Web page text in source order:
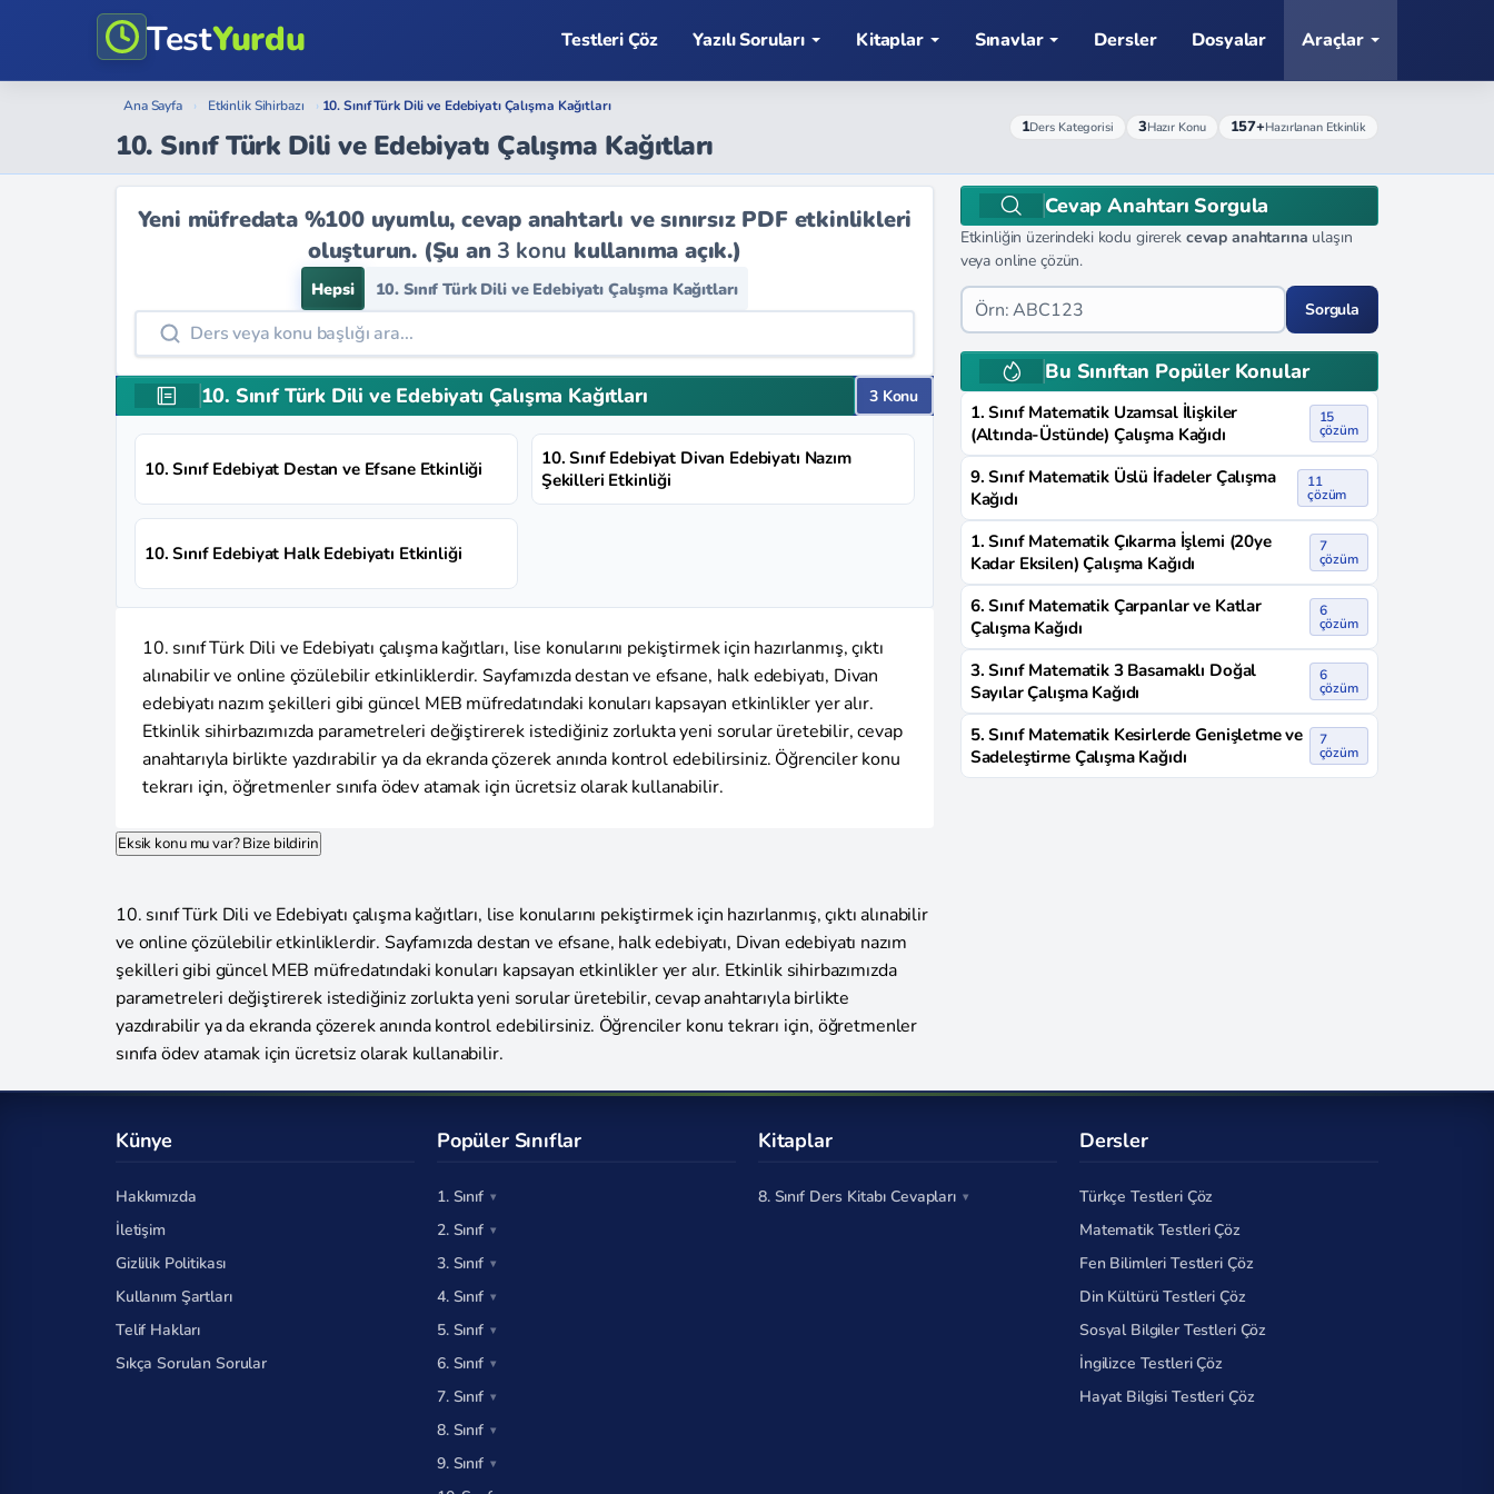
TestYurdu Testleri Çöz Yazılı Soruları Kitaplar Sınavlar Dersler Dosyalar Araçlar
Ana Sayfa › Etkinlik Sihirbazı › 10. Sınıf Türk Dili ve Edebiyatı Çalışma Kağıtları
10. Sınıf Türk Dili ve Edebiyatı Çalışma Kağıtları
1Ders Kategorisi 3Hazır Konu 157+Hazırlanan Etkinlik
Yeni müfredata %100 uyumlu, cevap anahtarlı ve sınırsız PDF etkinlikleri
oluşturun. (Şu an 3 konu kullanıma açık.)
Hepsi 10. Sınıf Türk Dili ve Edebiyatı Çalışma Kağıtları
10. Sınıf Türk Dili ve Edebiyatı Çalışma Kağıtları 3 Konu
10. Sınıf Edebiyat Destan ve Efsane Etkinliği
10. Sınıf Edebiyat Divan Edebiyatı Nazım
Şekilleri Etkinliği
10. Sınıf Edebiyat Halk Edebiyatı Etkinliği
10. sınıf Türk Dili ve Edebiyatı çalışma kağıtları, lise konularını pekiştirmek için hazırlanmış, çıktı
alınabilir ve online çözülebilir etkinliklerdir. Sayfamızda destan ve efsane, halk edebiyatı, Divan
edebiyatı nazım şekilleri gibi güncel MEB müfredatındaki konuları kapsayan etkinlikler yer alır.
Etkinlik sihirbazımızda parametreleri değiştirerek istediğiniz zorlukta yeni sorular üretebilir, cevap
anahtarıyla birlikte yazdırabilir ya da ekranda çözerek anında kontrol edebilirsiniz. Öğrenciler konu
tekrarı için, öğretmenler sınıfa ödev atamak için ücretsiz olarak kullanabilir.
Eksik konu mu var? Bize bildirin
10. sınıf Türk Dili ve Edebiyatı çalışma kağıtları, lise konularını pekiştirmek için hazırlanmış, çıktı alınabilir
ve online çözülebilir etkinliklerdir. Sayfamızda destan ve efsane, halk edebiyatı, Divan edebiyatı nazım
şekilleri gibi güncel MEB müfredatındaki konuları kapsayan etkinlikler yer alır. Etkinlik sihirbazımızda
parametreleri değiştirerek istediğiniz zorlukta yeni sorular üretebilir, cevap anahtarıyla birlikte
yazdırabilir ya da ekranda çözerek anında kontrol edebilirsiniz. Öğrenciler konu tekrarı için, öğretmenler
sınıfa ödev atamak için ücretsiz olarak kullanabilir.
Cevap Anahtarı Sorgula
Etkinliğin üzerindeki kodu girerek cevap anahtarına ulaşın
veya online çözün.
Sorgula
Bu Sınıftan Popüler Konular
1. Sınıf Matematik Uzamsal İlişkiler
(Altında-Üstünde) Çalışma Kağıdı
15
çözüm
9. Sınıf Matematik Üslü İfadeler Çalışma
Kağıdı
11
çözüm
1. Sınıf Matematik Çıkarma İşlemi (20ye
Kadar Eksilen) Çalışma Kağıdı
7
çözüm
6. Sınıf Matematik Çarpanlar ve Katlar
Çalışma Kağıdı
6
çözüm
3. Sınıf Matematik 3 Basamaklı Doğal
Sayılar Çalışma Kağıdı
6
çözüm
5. Sınıf Matematik Kesirlerde Genişletme ve
Sadeleştirme Çalışma Kağıdı
7
çözüm
Künye
Hakkımızda
İletişim
Gizlilik Politikası
Kullanım Şartları
Telif Hakları
Sıkça Sorulan Sorular
Popüler Sınıflar
1. Sınıf
2. Sınıf
3. Sınıf
4. Sınıf
5. Sınıf
6. Sınıf
7. Sınıf
8. Sınıf
9. Sınıf
Kitaplar
8. Sınıf Ders Kitabı Cevapları
Dersler
Türkçe Testleri Çöz
Matematik Testleri Çöz
Fen Bilimleri Testleri Çöz
Din Kültürü Testleri Çöz
Sosyal Bilgiler Testleri Çöz
İngilizce Testleri Çöz
Hayat Bilgisi Testleri Çöz